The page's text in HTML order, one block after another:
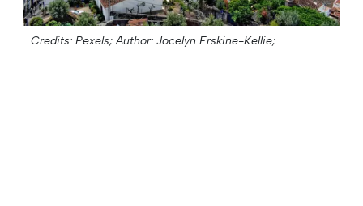
Credits: Pexels; Author: Jocelyn Erskine-Kellie;